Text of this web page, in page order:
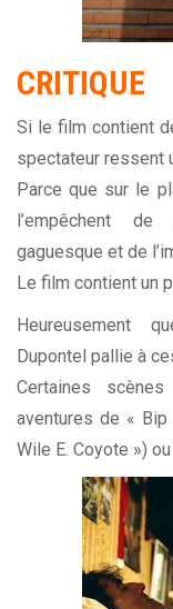
CRITIQUE
Si le film contient
spectateur ressent
Parce que sur le
l’empêchent
gaguesque et de
Le film contient un
Heureusement
Dupontel pallie à
Certaines
aventures de «
Wile E. Coyote »)